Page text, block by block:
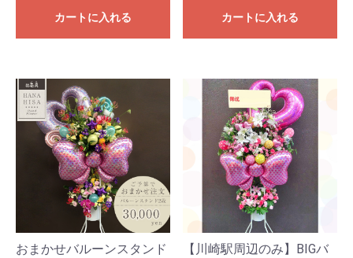
カートに入れる カートに入れる
おまかせバルーンスタンド
【川崎駅周辺のみ】BIGバ